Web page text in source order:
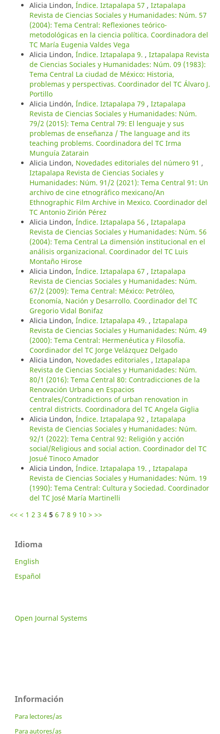
Alicia Lindon, Índice. Iztapalapa 57 , Iztapalapa
Revista de Ciencias Sociales y Humanidades: Núm. 57
(2004): Tema Central: Reflexiones teórico-
metodológicas en la ciencia política. Coordinadora del
TC María Eugenia Valdes Vega
Alicia Lindon, Índice. Iztapalapa 9. , Iztapalapa Revista
de Ciencias Sociales y Humanidades: Núm. 09 (1983):
Tema Central La ciudad de México: Historia,
problemas y perspectivas. Coordinador del TC Álvaro J.
Portillo
Alicia Lindón, Índice. Iztapalapa 79 , Iztapalapa
Revista de Ciencias Sociales y Humanidades: Núm.
79/2 (2015): Tema Central 79: El lenguaje y sus
problemas de enseñanza / The language and its
teaching problems. Coordinadora del TC Irma
Munguía Zatarain
Alicia Lindon, Novedades editoriales del número 91 ,
Iztapalapa Revista de Ciencias Sociales y
Humanidades: Núm. 91/2 (2021): Tema Central 91: Un
archivo de cine etnográfico mexicano/An
Ethnographic Film Archive in Mexico. Coordinador del
TC Antonio Zirión Pérez
Alicia Lindon, Índice. Iztapalapa 56 , Iztapalapa
Revista de Ciencias Sociales y Humanidades: Núm. 56
(2004): Tema Central La dimensión institucional en el
análisis organizacional. Coordinador del TC Luis
Montaño Hirose
Alicia Lindon, Índice. Iztapalapa 67 , Iztapalapa
Revista de Ciencias Sociales y Humanidades: Núm.
67/2 (2009): Tema Central: México: Petróleo,
Economía, Nación y Desarrollo. Coordinador del TC
Gregorio Vidal Bonifaz
Alicia Lindon, Índice. Iztapalapa 49. , Iztapalapa
Revista de Ciencias Sociales y Humanidades: Núm. 49
(2000): Tema Central: Hermenéutica y Filosofía.
Coordinador del TC Jorge Velázquez Delgado
Alicia Lindon, Novedades editoriales , Iztapalapa
Revista de Ciencias Sociales y Humanidades: Núm.
80/1 (2016): Tema Central 80: Contradicciones de la
Renovación Urbana en Espacios
Centrales/Contradictions of urban renovation in
central districts. Coordinadora del TC Angela Giglia
Alicia Lindon, Índice. Iztapalapa 92 , Iztapalapa
Revista de Ciencias Sociales y Humanidades: Núm.
92/1 (2022): Tema Central 92: Religión y acción
social/Religious and social action. Coordinador del TC
Josué Tinoco Amador
Alicia Lindon, Índice. Iztapalapa 19. , Iztapalapa
Revista de Ciencias Sociales y Humanidades: Núm. 19
(1990): Tema Central: Cultura y Sociedad. Coordinador
del TC José María Martinelli
<< < 1 2 3 4 5 6 7 8 9 10 > >>
Idioma
English
Español
Open Journal Systems
Información
Para lectores/as
Para autores/as